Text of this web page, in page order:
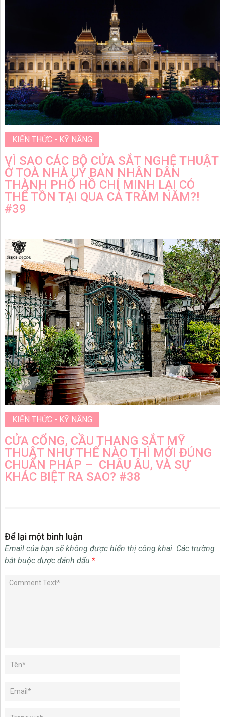
KIẾN THỨC - KỸ NĂNG
VÌ SAO CÁC BỘ CỬA SẮT NGHỆ THUẬT
Ở TOÀ NHÀ UỶ BAN NHÂN DÂN
THÀNH PHỐ HỒ CHÍ MINH LẠI CÓ
THỂ TỒN TẠI QUA CẢ TRĂM NĂM?!
#39
KIẾN THỨC - KỸ NĂNG
CỬA CỔNG, CẦU THANG SẮT MỸ
THUẬT NHƯ THẾ NÀO THÌ MỚI ĐÚNG
CHUẨN PHÁP – CHÂU ÂU, VÀ SỰ
KHÁC BIỆT RA SAO? #38
Để lại một bình luận
Email của bạn sẽ không được hiển thị công khai. Các trường
bắt buộc được đánh dấu *